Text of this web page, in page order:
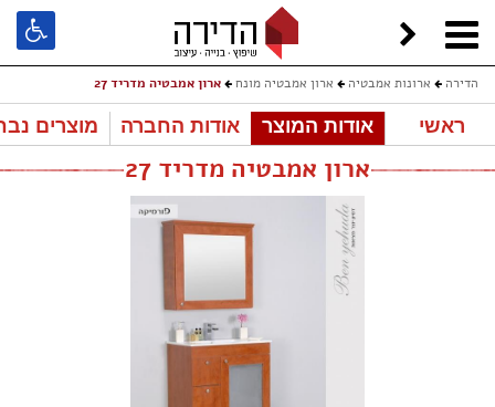
הדירה ארונות אמבטיה ארון אמבטיה מונח ארון אמבטיה מדריד 27
ראשי אודות המוצר אודות החברה מוצרים
ארון אמבטיה מדריד 27